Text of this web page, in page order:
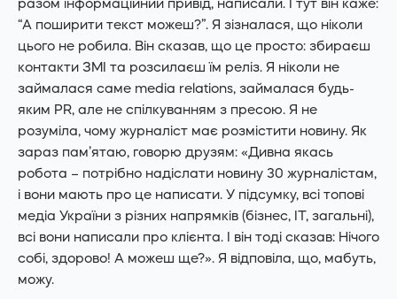
разом інформаційний привід, написали. І тут він каже:
“А поширити текст можеш?”. Я зізналася, що ніколи
цього не робила. Він сказав, що це просто: збираєш
контакти ЗМІ та розсилаєш їм реліз. Я ніколи не
займалася саме media relations, займалася будь-
яким PR, але не спілкуванням з пресою. Я не
розуміла, чому журналіст має розмістити новину. Як
зараз пам’ятаю, говорю друзям: «Дивна якась
робота – потрібно надіслати новину 30 журналістам,
і вони мають про це написати. У підсумку, всі топові
медіа України з різних напрямків (бізнес, IT, загальні),
всі вони написали про клієнта. І він тоді сказав: Нічого
собі, здорово! А можеш ще?». Я відповіла, що, мабуть,
можу.